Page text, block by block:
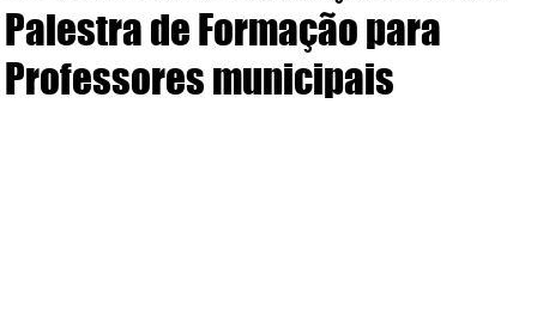
Palestra de Formação para
Professores municipais